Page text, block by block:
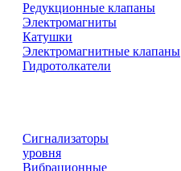
Редукционные клапаны
Электромагниты
Катушки
Электромагнитные клапаны
Гидротолкатели
Сигнализаторы
уровня
Вибрационные